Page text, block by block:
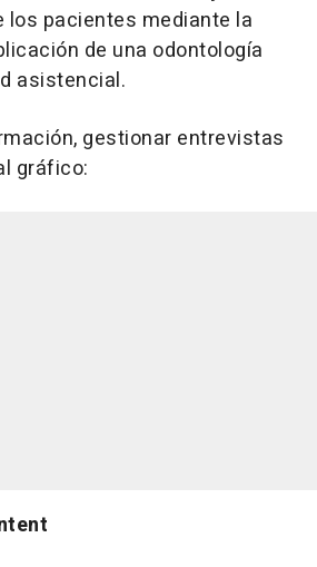
los pacientes mediante la
de una odontología
asistencial.
gestionar entrevistas
gráfico: